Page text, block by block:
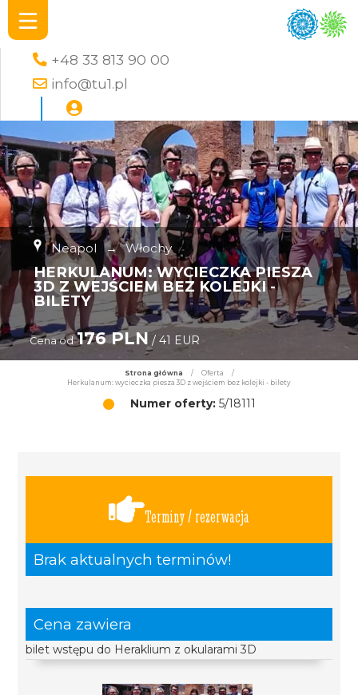
+48 33 813 90 00
info@tu1.pl
Neapol → Włochy
HERKULANUM: WYCIECZKA PIESZA
3D Z WEJŚCIEM BEZ KOLEJKI -
BILETY
Cena od 176 PLN/ 41 EUR
Strona główna / Oferta
/
Herkulanum: wycieczka piesza 3D z wejściem bez kolejki - bilety
Numer oferty:5/18111
Terminy / rezerwacja
Brak aktualnych terminów!
Cena zawiera
bilet wstępu do Heraklium z okularami 3D